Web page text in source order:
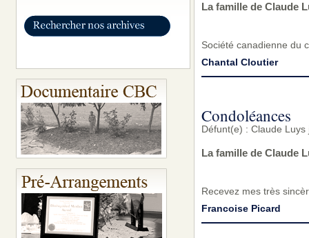
La famille de Claude
Société canadienne du
Chantal Cloutier
Condoléances
Défunt(e) : Claude
La famille de Claude
Recevez mes très
Francoise Picard